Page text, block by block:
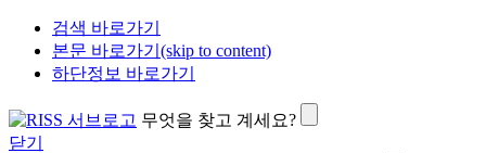
검색 바로가기
본문 바로가기(skip to content)
하단정보 바로가기
무엇을 찾고 계세요?
닫기